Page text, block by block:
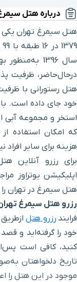
بیمارستان جم
رستوران مانسون
رستوران بیکس
پیتزا پاشا
خیابان مطهری
ایستگاه قطار شهری
شهید فاطمی
ایستگاه قطار شهری
مفتح
خیابان گاندی
سفره خانه سنتی عالی
درباره هتل
هتل سیمرغ تهران یکی
سال 1396
خود جای داده است. با
استخر و مجموعه آبی
که امکان استفاده
هزینه برای سایر
برای رزرو آنلاین
اپلیکیشن یوتراوز
هتل سیمرغ در تهران
رزرو هتل سیمرغ
فرایند رزرو هتل
خود را گرفته‌اید و
کنید، کافی است پس‌از
تاریخ دلخواهتان
موجود در این هتل را